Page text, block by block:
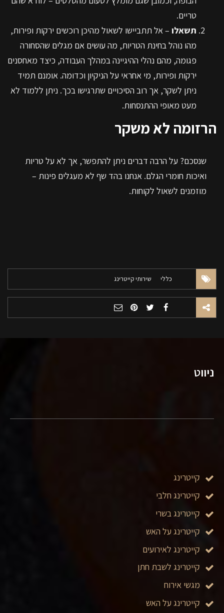
טריים.
תשאלו – אל תתביישו לשאול מהיכן רוכשים ירקות ופירות,
מהו נוהל בחינת הטריות, מה עושים אם מגלים שהסחורה
פגומה, מהם נהלי ההיגיינה במהלך העבודה, כיצד מאחסנים
ירקות ופירות, מי אחראי על הניקיון וכדומה. אומנם תמיד
ניתן לשקר, אך רוב הסיכויים שתרגישו בכך. ניתן ללמוד לא
מעט מאופי ההתנסחות.
הרזומה לא משקר
שנסכם? על הרבה דברים ניתן להתפשר, אך לא על טריות
ואיכות חומרי הגלם. אנחנו בהד שף לא מעגלים פינות –
מוזמנים לשאול לקוחות.
כללי שירותי קייטרינג
ניווט
קייטרינג
קייטרינג חלבי
קייטרינג בשרי
קייטרינג על האש
קייטרינג לאירועים
קייטרינג לשבת חתן
מגשי אירוח
קייטרינג על האש